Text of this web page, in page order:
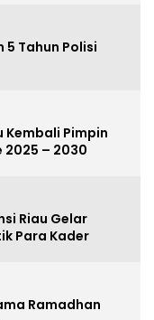
5 Tahun Polisi
Kembali Pimpin
2025 – 2030
Riau Gelar
Para Kader
Ramadhan